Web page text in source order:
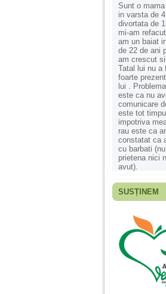
Sunt o
in varsta de
divortata de
mi-am
am un baiat
de 22 de ani
am crescut
Tatal lui nu a
foarte
lui .
este ca nu
comunicare
este tot timpul
impotriva
rau este ca
constatat ca
cu barbati
prietena nici
avut).
Fiica mea s-
ani, privind in
realizez cat
greseli am
educatia si
ei, am fost o
egoista,
de implinirea
era mica am
SUSȚINEM